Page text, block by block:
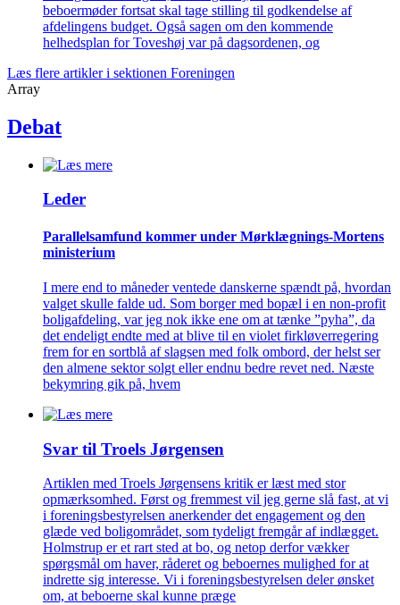
beboermøder fortsat skal tage stilling til godkendelse af
afdelingens budget. Også sagen om den kommende
helhedsplan for Toveshøj var på dagsordenen, og
Læs flere artikler i sektionen Foreningen
Array
Debat
Leder
Parallelsamfund kommer under Mørklægnings-Mortens
ministerium
I mere end to måneder ventede danskerne spændt på, hvordan
valget skulle falde ud. Som borger med bopæl i en non-profit
boligafdeling, var jeg nok ikke ene om at tænke ”pyha”, da
det endeligt endte med at blive til en violet firkløverregering
frem for en sortblå af slagsen med folk ombord, der helst ser
den almene sektor solgt eller endnu bedre revet ned. Næste
bekymring gik på, hvem
Svar til Troels Jørgensen
Artiklen med Troels Jørgensens kritik er læst med stor
opmærksomhed. Først og fremmest vil jeg gerne slå fast, at vi
i foreningsbestyrelsen anerkender det engagement og den
glæde ved boligområdet, som tydeligt fremgår af indlægget.
Holmstrup er et rart sted at bo, og netop derfor vækker
spørgsmål om haver, råderet og beboernes mulighed for at
indrette sig interesse. Vi i foreningsbestyrelsen deler ønsket
om, at beboerne skal kunne præge